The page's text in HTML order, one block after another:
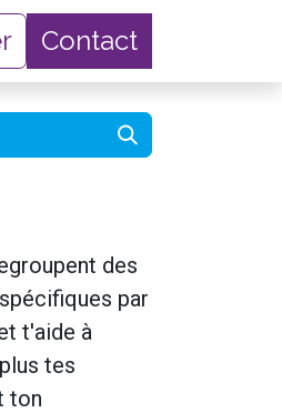
Contact
des
par
t'aide à
tes
ton